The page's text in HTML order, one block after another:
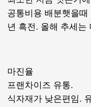
공통비용 배분햇을
년 흑전. 올해 추세는
마진율
프랜차이즈 유통.
식자재가 낮은편임.